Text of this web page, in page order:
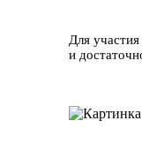
Для
и